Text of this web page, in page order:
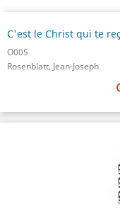
C'est le Christ qui te
O005
Rosenblatt, Jean-Joseph